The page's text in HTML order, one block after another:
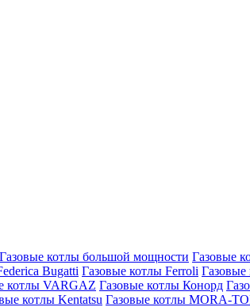
Газовые котлы большой мощности Газовые
Bugatti Газовые котлы Ferroli Газовые
котлы VARGAZ Газовые котлы Конорд
котлы Kentatsu Газовые котлы MORA-